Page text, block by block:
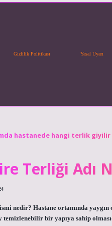
Gizlilik Politikası Yasal Uyarı
hastanede hangi terlik giyilir
Terliği Adı
nedir? Hastane ortamında
temizlenebilir bir yapıya sahip